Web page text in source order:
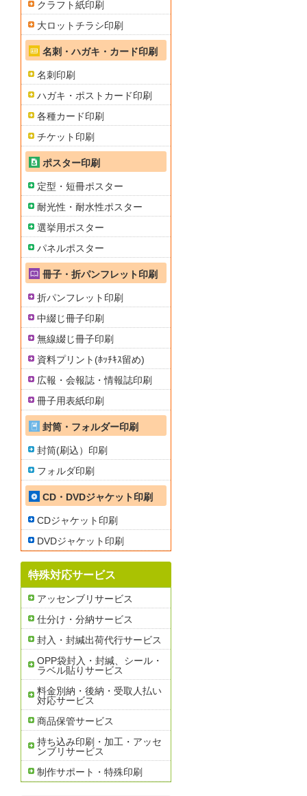
クラフト紙印刷
大ロットチラシ印刷
名刺・ハガキ・カード印刷
名刺印刷
ハガキ・ポストカード印刷
各種カード印刷
チケット印刷
ポスター印刷
定型・短冊ポスター
耐光性・耐水性ポスター
選挙用ポスター
パネルポスター
冊子・折パンフレット印刷
折パンフレット印刷
中綴じ冊子印刷
無線綴じ冊子印刷
資料プリント(ﾎｯﾁｷｽ留め)
広報・会報誌・情報誌印刷
冊子用表紙印刷
封筒・フォルダー印刷
封筒(刷込）印刷
フォルダ印刷
CD・DVDジャケット印刷
CDジャケット印刷
DVDジャケット印刷
特殊対応サービス
アッセンブリサービス
仕分け・分納サービス
封入・封緘出荷代行サービス
OPP袋封入・封緘、シール・
ラベル貼りサービス
料金別納・後納・受取人払い
対応サービス
商品保管サービス
持ち込み印刷・加工・アッセ
ンブリサービス
制作サポート・特殊印刷